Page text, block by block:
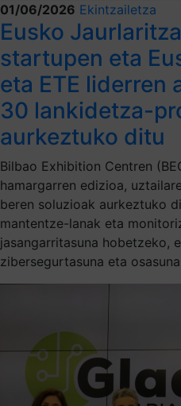
01/06/2026 Ekintzailetza
Eusko
startupen eta
eta ETE liderren
30 lankidetza-
aurkeztuko ditu
Bilbao Exhibition Centren
hamargarren edizioa,
beren soluzioak aurkeztuko
mantentze-lanak eta
jasangarritasuna hobetzeko,
zibersegurtasuna eta